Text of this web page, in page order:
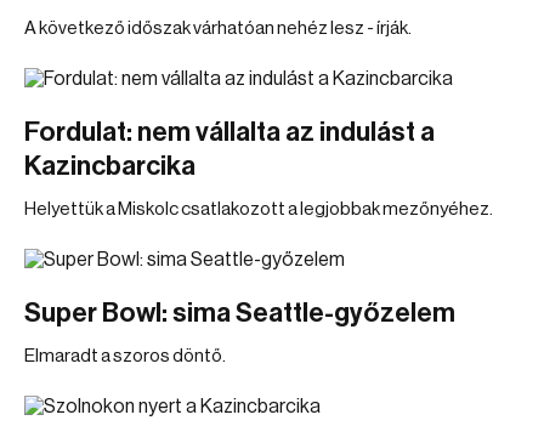
A következő időszak várhatóan nehéz lesz - írják.
Fordulat: nem vállalta az indulást a
Kazincbarcika
Helyettük a Miskolc csatlakozott a legjobbak mezőnyéhez.
Super Bowl: sima Seattle-győzelem
Elmaradt a szoros döntő.